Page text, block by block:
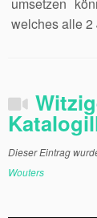
welches alle
Dieser Eintrag
Wouters